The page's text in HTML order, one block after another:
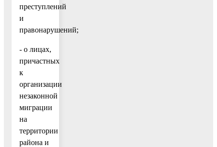
преступлений
и
правонарушений;
- о лицах,
причастных
к
организации
незаконной
миграции
на
территории
района и